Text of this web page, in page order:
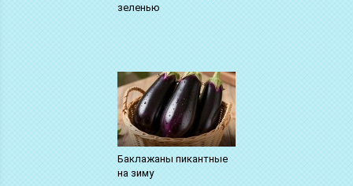
зеленью
Баклажаны пикантные
на зиму